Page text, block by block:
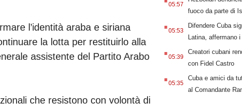
l’identità araba e siriana
la lotta per restituirlo alla
assistente del Partito Arabo
che resistono con volontà di
05:57
fuoco da parte di
.05:53
Difendere Cuba
Latina, affermano
.05:39
Creatori cubani
con Fidel Castro
.05:35
Cuba e amici da
al Comandante